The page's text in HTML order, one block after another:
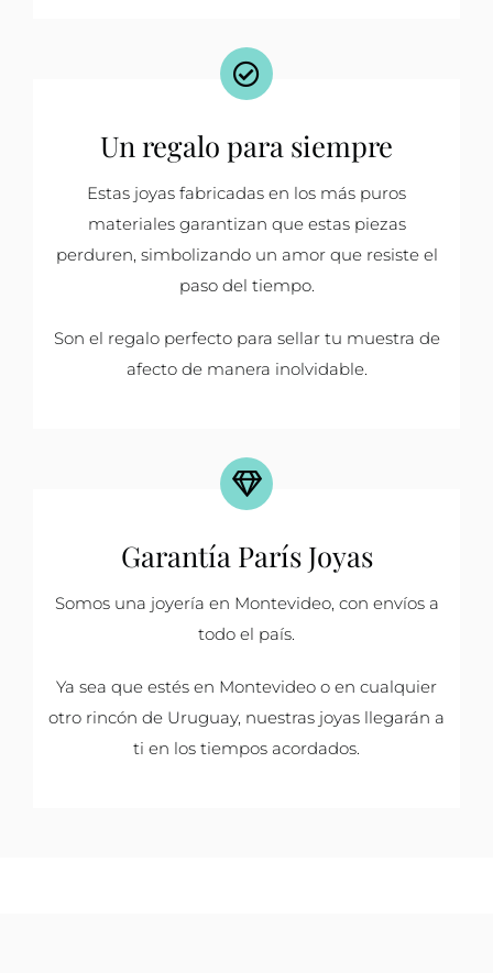
Un regalo para siempre
Estas joyas fabricadas en los más puros
materiales garantizan que estas piezas
perduren, simbolizando un amor que resiste el
paso del tiempo.
Son el regalo perfecto para sellar tu muestra de
afecto de manera inolvidable.
Garantía París Joyas
Somos una joyería en Montevideo, con envíos a
todo el país.
Ya sea que estés en Montevideo o en cualquier
otro rincón de Uruguay, nuestras joyas llegarán a
ti en los tiempos acordados.